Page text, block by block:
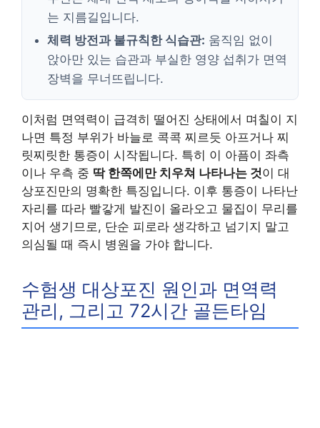
는 지름길입니다.
체력 방전과 불규칙한 식습관: 움직임 없이
앉아만 있는 습관과 부실한 영양 섭취가 면역
장벽을 무너뜨립니다.
이처럼 면역력이 급격히 떨어진 상태에서 며칠이 지
나면 특정 부위가 바늘로 콕콕 찌르듯 아프거나 찌
릿찌릿한 통증이 시작됩니다. 특히 이 아픔이 좌측
이나 우측 중 딱 한쪽에만 치우쳐 나타나는 것이 대
상포진만의 명확한 특징입니다. 이후 통증이 나타난
자리를 따라 빨갛게 발진이 올라오고 물집이 무리를
지어 생기므로, 단순 피로라 생각하고 넘기지 말고
의심될 때 즉시 병원을 가야 합니다.
수험생 대상포진 원인과 면역력
관리, 그리고 72시간 골든타임